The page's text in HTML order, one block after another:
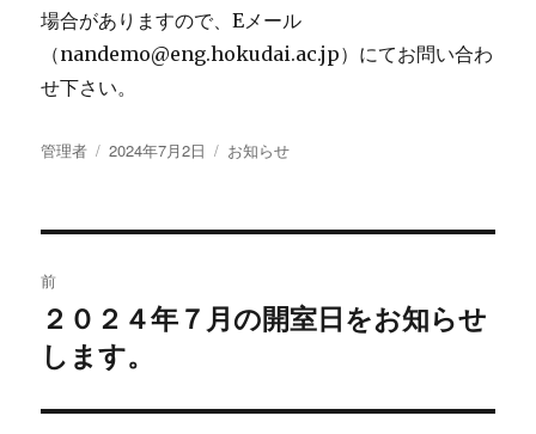
場合がありますので、Eメール
（nandemo@eng.hokudai.ac.jp）にてお問い合わ
せ下さい。
投
管理者
投
2024年7月2日
カ
お知らせ
稿
ナ
ビ
前
過
去
投
２０２４年７月の開室日をお知らせ
します。